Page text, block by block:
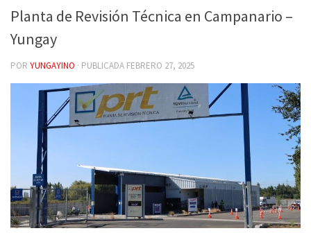
Planta de Revisión Técnica en Campanario –
Yungay
POR YUNGAYINO · PUBLICADA FEBRERO 27, 2025